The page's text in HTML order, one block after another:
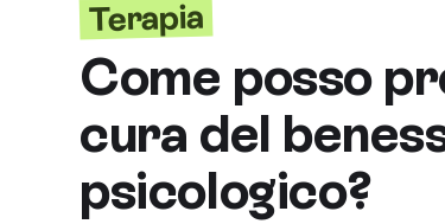
Terapia
Come posso
cura del
psicologico?